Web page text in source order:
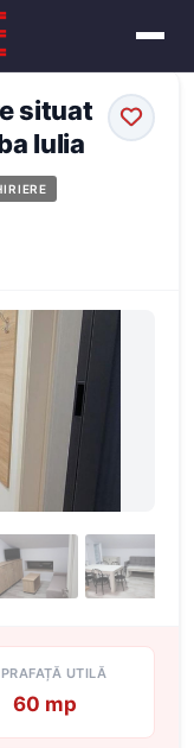
situat
Iulia
UTILĂ
60 mp